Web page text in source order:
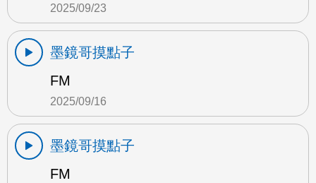
2025/09/23
墨鏡哥摸點子
FM
2025/09/16
墨鏡哥摸點子
FM